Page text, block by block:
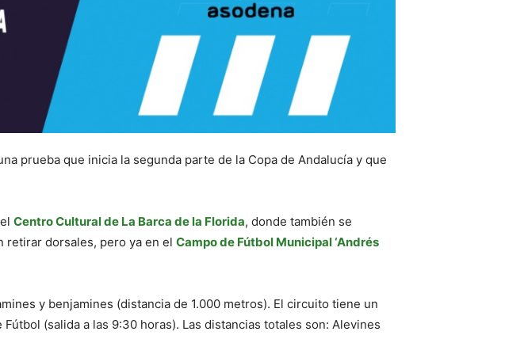
prueba que inicia la segunda parte de la Copa de Andalucía y que
Centro Cultural de La Barca de la Florida, donde también se
retirar dorsales, pero ya en el Campo de Fútbol Municipal ‘Andrés
y benjamines (distancia de 1.000 metros). El circuito tiene un
(salida a las 9:30 horas). Las distancias totales son: Alevines